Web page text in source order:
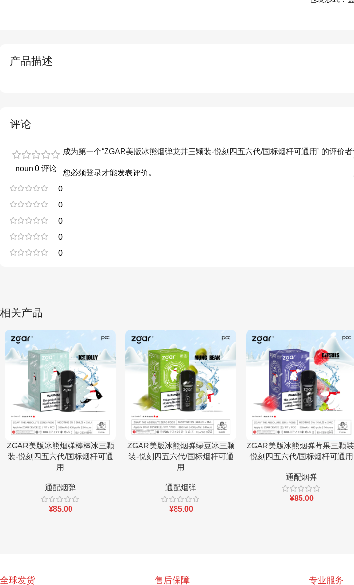
产品描述
评论
noun 0 评论
0
0
0
0
0
成为第一个“ZGAR美版冰熊烟弹龙井三颗装-悦刻四五六代/国标烟杆可通用” 的评价者
您必须登录才能发表评价。
相关产品
ZGAR美版冰熊烟弹棒棒冰三颗
装-悦刻四五六代/国标烟杆可通
用
通配烟弹
¥85.00
ZGAR美版冰熊烟弹绿豆冰三颗
装-悦刻四五六代/国标烟杆可通
用
通配烟弹
¥85.00
ZGAR美版冰熊烟弹莓果三颗
悦刻四五六代/国标烟杆可通用
通配烟弹
¥85.00
全球发货 售后保障 专业服务